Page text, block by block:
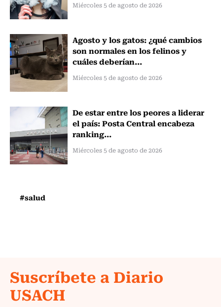
Miércoles 5 de agosto de 2026
Agosto y los gatos: ¿qué cambios
son normales en los felinos y
cuáles deberían...
Miércoles 5 de agosto de 2026
De estar entre los peores a liderar
el país: Posta Central encabeza
ranking...
Miércoles 5 de agosto de 2026
#salud